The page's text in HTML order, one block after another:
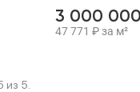
3 000 000
47 771 ₽за м²
из 5.